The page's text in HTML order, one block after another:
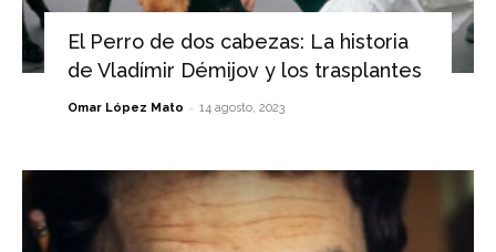
El Perro de dos cabezas: La historia
de Vladímir Démijov y los trasplantes
Omar López Mato - 14 agosto, 2023